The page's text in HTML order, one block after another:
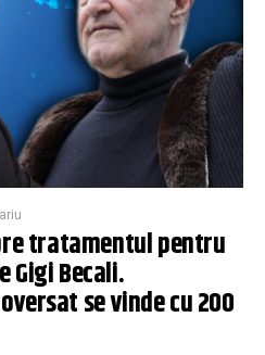
tratamentul pentru
Gigi Becali.
se vinde cu 200